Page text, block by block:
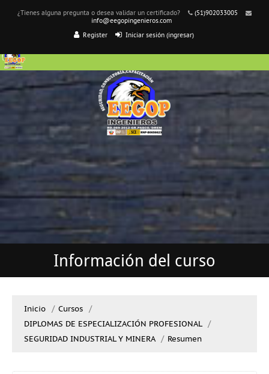
¿Tienes alguna pregunta o desea validar un certificado?
(51)902033005
info@eegopingenieros.com
Register
Iniciar sesión (ingresar)
Información del curso
Inicio → Cursos →
DIPLOMAS DE ESPECIALIZACIÓN PROFESIONAL →
SEGURIDAD INDUSTRIAL Y MINERA → Resumen